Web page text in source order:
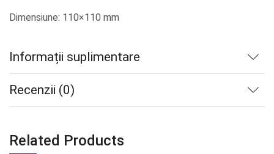
Dimensiune: 110×110 mm
Informații suplimentare
Recenzii (0)
Related Products